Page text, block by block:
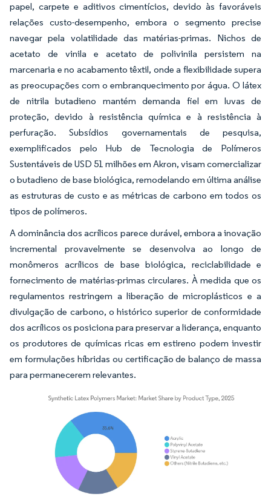
papel, carpete e aditivos cimentícios, devido às favoráveis
relações custo-desempenho, embora o segmento precise
navegar pela volatilidade das matérias-primas. Nichos de
acetato de vinila e acetato de polivinila persistem na
marcenaria e no acabamento têxtil, onde a flexibilidade supera
as preocupações com o embranquecimento por água. O látex
de nitrila butadieno mantém demanda fiel em luvas de
proteção, devido à resistência química e à resistência à
perfuração. Subsídios governamentais de pesquisa,
exemplificados pelo Hub de Tecnologia de Polímeros
Sustentáveis de USD 51 milhões em Akron, visam comercializar
o butadieno de base biológica, remodelando em última análise
as estruturas de custo e as métricas de carbono em todos os
tipos de polímeros.
A dominância dos acrílicos parece durável, embora a inovação
incremental provavelmente se desenvolva ao longo de
monômeros acrílicos de base biológica, reciclabilidade e
fornecimento de matérias-primas circulares. À medida que os
regulamentos restringem a liberação de microplásticos e a
divulgação de carbono, o histórico superior de conformidade
dos acrílicos os posiciona para preservar a liderança, enquanto
os produtores de químicas ricas em estireno podem investir
em formulações híbridas ou certificação de balanço de massa
para permanecerem relevantes.